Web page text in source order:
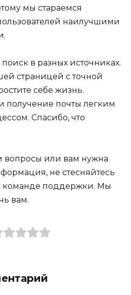
мы стараемся
наилучшими
поиск в разных источниках.
страницей с точной
себе жизнь.
получение почты легким
Спасибо, что
вопросы или вам нужна
не стесняйтесь
команде поддержки. Мы
вам.